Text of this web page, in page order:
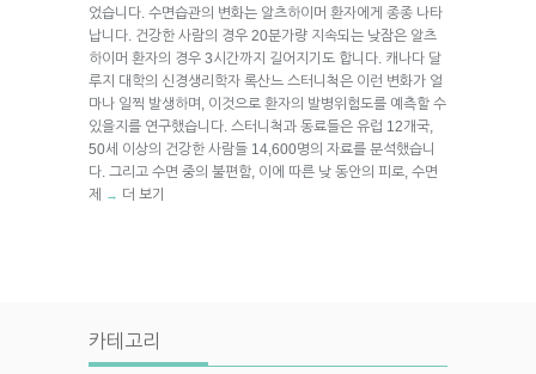
었습니다. 수면습관의 변화는 알츠하이머 환자에게 종종 나타
납니다. 건강한 사람의 경우 20분가량 지속되는 낮잠은 알츠
하이머 환자의 경우 3시간까지 길어지기도 합니다. 캐나다 달
루지 대학의 신경생리학자 록산느 스터니척은 이런 변화가 얼
마나 일찍 발생하며, 이것으로 환자의 발병위험도를 예측할 수
있을지를 연구했습니다. 스터니척과 동료들은 유럽 12개국,
50세 이상의 건강한 사람들 14,600명의 자료를 분석했습니
다. 그리고 수면 중의 불편함, 이에 따른 낮 동안의 피로, 수면
제
→ 더 보기
카테고리